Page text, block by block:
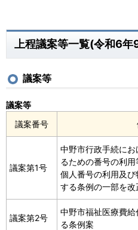
上程議案等一覧(令和6年
議案等
議案番号
議案等
議案第1号
中野市行政手続に
るための番号の利用
個人番号の利用及
する条例の一部を改
議案第2号
中野市福祉医療費
る条例案